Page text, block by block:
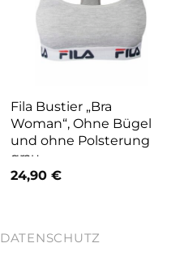
Fila Bustier „Bra
Woman“, Ohne Bügel
und ohne Polsterung
grau
24,90 €
DATENSCHUTZ